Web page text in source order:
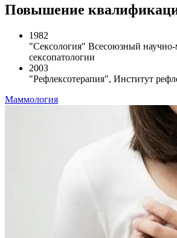
Повышение
1982
"Сексология" Всесоюзный научно-
сексопатологии
2003
"Рефлексотерапия", Институт
Маммология